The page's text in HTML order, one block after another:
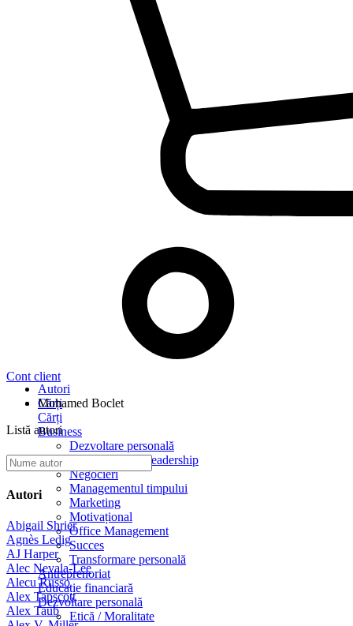
Cont client
Cărți
Cărți
Business
Dezvoltare personală
Management / Leadership
Negocieri
Managementul timpului
Marketing
Motivațional
Office Management
Succes
Transformare personală
Antreprenoriat
Educație financiară
Dezvoltare personală
Etică / Moralitate
Autori
Mohamed Boclet
Listă autori
Autori
Abigail Shrier
Agnès Ledig
AJ Harper
Alec Nevala-Lee
Alecu Russo
Alex Tapscott
Alex Taub